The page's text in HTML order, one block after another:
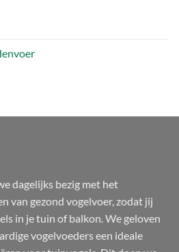
dagelijks bezig met het
van gezond vogelvoer, zodat jij
in je tuin of balkon. We geloven
vogelvoeders een ideale